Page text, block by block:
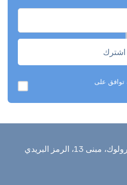
توافق على
روسيا، موسكو، روبتسوف بيرولوك، مبنى 13، الرمز البريدي